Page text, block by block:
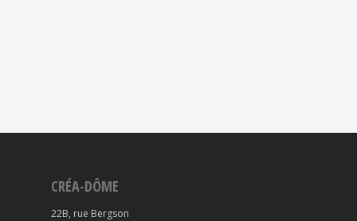
CRÉA-DÔME
22B, rue Bergson